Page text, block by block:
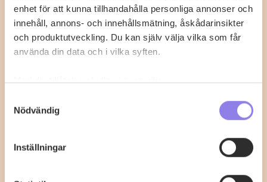
enhet för att kunna tillhandahålla personliga annonser och
innehåll, annons- och innehållsmätning, åskådarinsikter
och produktutveckling. Du kan själv välja vilka som får
använda din data och i vilka syften.
Med din tillåtelse skulle vi även vilja:
som kan ha en noggrannhet på upp till flera meter
Ta reda på mer om hur dina personliga uppgifter
Nödvändig
Inställningar
Böntacos med äppelsalsa
Gör så här Skölj bönorna ordentligt. Hacka
bönor…